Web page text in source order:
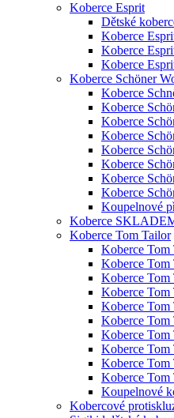
Koberce Esprit
Dětské
Koberce
Koberce
Koberce
Koberce Schöner
Koberce
Koberce
Koberce
Koberce
Koberce
Koberce
Koberce
Koberce
Koupelnové
Koberce
Koberce Tom Tailor
Koberce
Koberce Tom
Koberce
Koberce
Koberce
Koberce Tom
Koberce
Koberce Tom
Koberce Tom
Koberce
Koupelnové
Kobercové